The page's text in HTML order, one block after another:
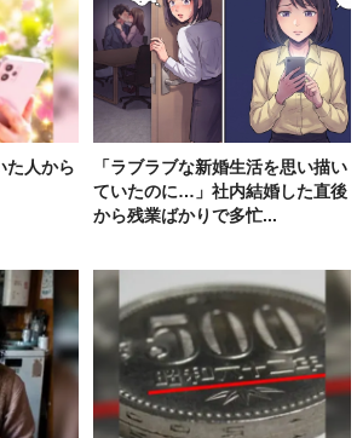
た人から
「ラブラブな新婚生活を思い描い
ていたのに…」社内結婚した直後
から残業ばかりで多忙...